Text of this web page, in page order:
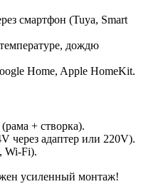
смартфон (Tuya, Smart
дождю
Home, Apple HomeKit.
+ створка).
через адаптер или 220V).
Wi-Fi).
усиленный монтаж!